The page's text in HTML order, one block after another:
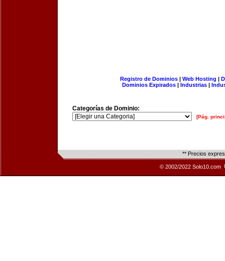
Registro de Dominios| Web Hosting |
Dominios Expirados | Industrias |
Categorías de Dominio:
[Pág.
** Precios
© 2002/2022 Solo10.com